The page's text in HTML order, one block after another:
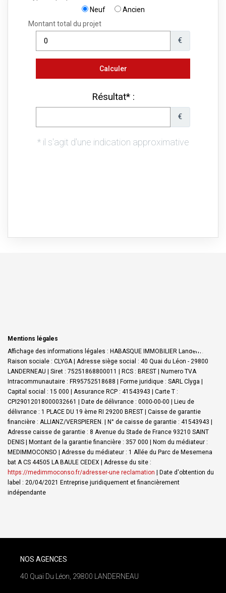
Mentions légales
Affichage des informations légales : HABASQUE IMMOBILIER Landerneau |
Raison sociale : CLYGA | Adresse siège social : 40 Quai du Léon - 29800
LANDERNEAU | Siret : 75251868800011 | RCS : BREST | Numero TVA
Intracommunautaire : FR95752518688 | Forme juridique : SARL Clyga |
Capital social : 15 000 | Assurance RCP : 41543943 | Carte T :
CPI29012018000032661 | Date de délivrance : 0000-00-00 | Lieu de
délivrance : 1 PLACE DU 19 ème RI 29200 BREST | Caisse de garantie
financière : ALLIANZ/VERSPIEREN. | N° de caisse de garantie : 41543943 |
Adresse caisse de garantie : 8 Avenue du Stade de France 93210 SAINT
DENIS | Montant de la garantie financière : 357 000 | Nom du médiateur :
MEDIMMOCONSO | Adresse du médiateur : 1 Allée du Parc de Mesemena
bat A CS 44505 LA BAULE CEDEX | Adresse du site :
https://medimmoconso.fr/adresser-une reclamation | Date d'obtention du
label : 20/04/2021 Entreprise juridiquement et financièrement
indépendante
NOS AGENCES
40 Quai Du Léon, 29800 LANDERNEAU